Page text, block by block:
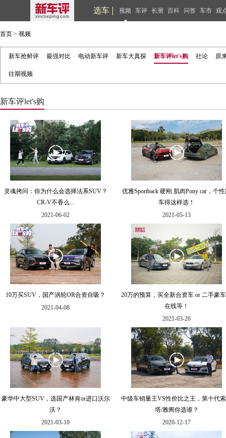
选车 视频 车评 长测 百科 问答 车市 观
首页 > 视频
新车抢鲜评 最强对比 电动新车评 新车大真探 新车评let's购 社论 原
往期视频
新车评let's购
灵魂拷问：你为什么会选择法系SUV？
CR-V不香么...
2021-06-02
优雅Sportback 硬刚 肌肉Pony car，个
车得这样选！
2021-05-13
10万买SUV，国产涡轮OR合资自吸？
2021-04-08
20万的预算，买全新合资车 or 二手豪
在线等！
2021-03-26
豪华中大型SUV，选国产林肯or进口沃尔
沃？
2021-03-10
中级车销量王VS性价比之王，第十代
塔/雅阁你选谁？
2020-12-17